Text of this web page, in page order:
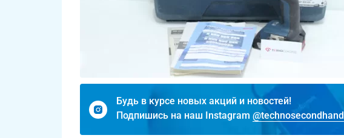
Будь в курсе новых акций и новостей!
Подпишись на наш Instagram @technosecondhand